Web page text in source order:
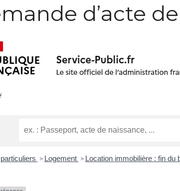
d’acte
> Logement > Location immobilière : fin du